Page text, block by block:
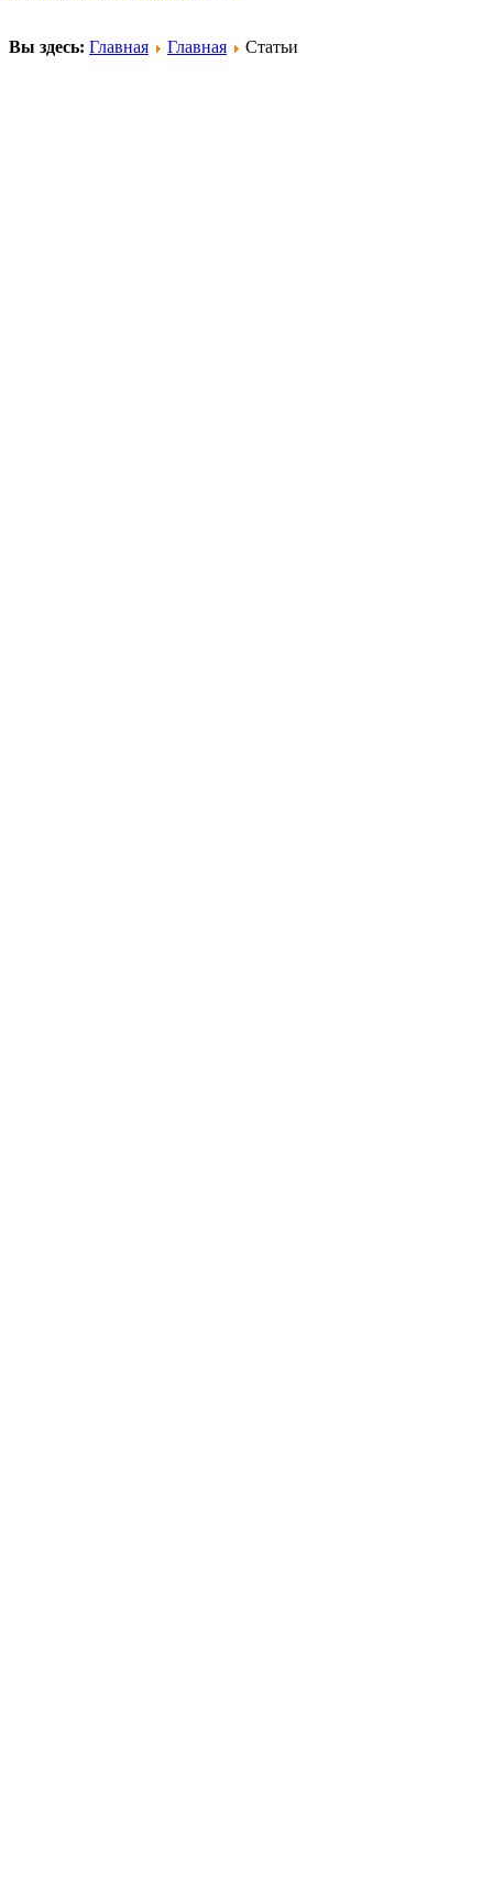
Вы здесь: Главная Главная Статьи